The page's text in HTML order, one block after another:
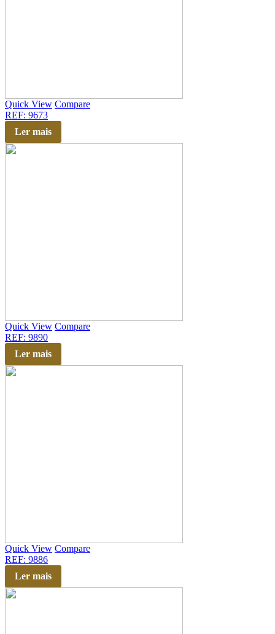
Quick View Compare
REF: 9673
Ler mais
Quick View Compare
REF: 9890
Ler mais
Quick View Compare
REF: 9886
Ler mais